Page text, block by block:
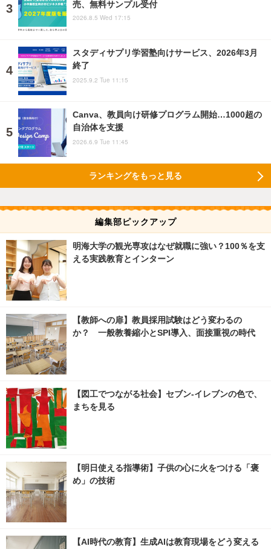
売、無料サンプル受付
2026.8.5 Wed 17:15
スタディサプリ学習塾向けサービス、2026年3月
終了
2025.9.2 Tue 11:15
Canva、教員向け研修プログラム開始…1000超の
自治体を支援
2026.6.9 Tue 11:45
ランキングをもっと見る
編集部ピックアップ
明海大学の観光専攻はなぜ就職に強い？100％を支
える実践教育とインターン
【教師への扉】教員採用試験はどう変わるの
か？ 一般教養縮小とSPI導入、面接重視の時代
【図工でつながる社会】セブン‐イレブンの色で、
まちを見る
【明日使える指導術】子供の心に火をつける「褒
め」の技術
【AI時代の教育】生成AIは教育現場をどう変える